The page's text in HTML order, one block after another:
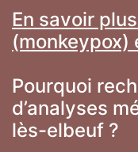
En savoir
(monkeypox)
Pourquoi
d’analyses
lès-elbeuf ?